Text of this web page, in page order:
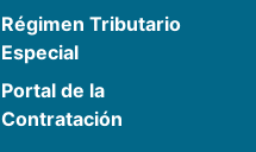
Régimen Tributario
Especial
Portal de la
Contratación